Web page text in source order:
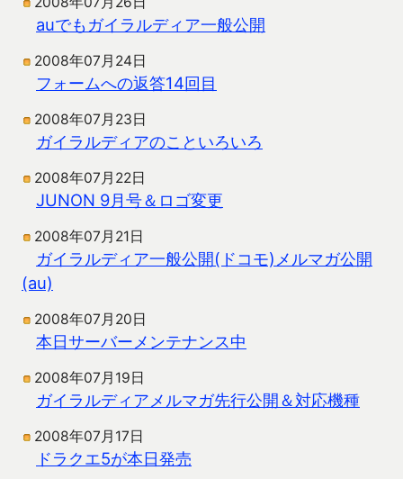
auでもガイラルディア一般公開
2008年07月24日
フォームへの返答14回目
2008年07月23日
ガイラルディアのこといろいろ
2008年07月22日
JUNON 9月号＆ロゴ変更
2008年07月21日
ガイラルディア一般公開(ドコモ)メルマガ公開
(au)
2008年07月20日
本日サーバーメンテナンス中
2008年07月19日
ガイラルディアメルマガ先行公開＆対応機種
2008年07月17日
ドラクエ5が本日発売